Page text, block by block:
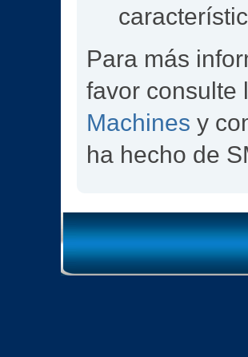
Para más
favor
Machines y
ha hecho de